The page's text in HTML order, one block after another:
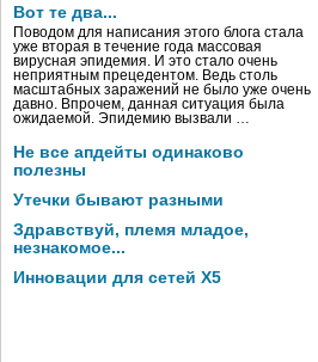
Вот те два...
Поводом для написания этого блога стала
уже вторая в течение года массовая
вирусная эпидемия. И это стало очень
неприятным прецедентом. Ведь столь
масштабных заражений не было уже очень
давно. Впрочем, данная ситуация была
ожидаемой. Эпидемию вызвали …
Не все апдейты одинаково
полезны
Утечки бывают разными
Здравствуй, племя младое,
незнакомое...
Инновации для сетей X5